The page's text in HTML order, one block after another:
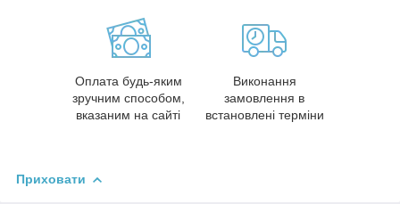
Оплата будь-яким
зручним способом,
вказаним на сайті
Виконання
замовлення в
встановлені терміни
Приховати